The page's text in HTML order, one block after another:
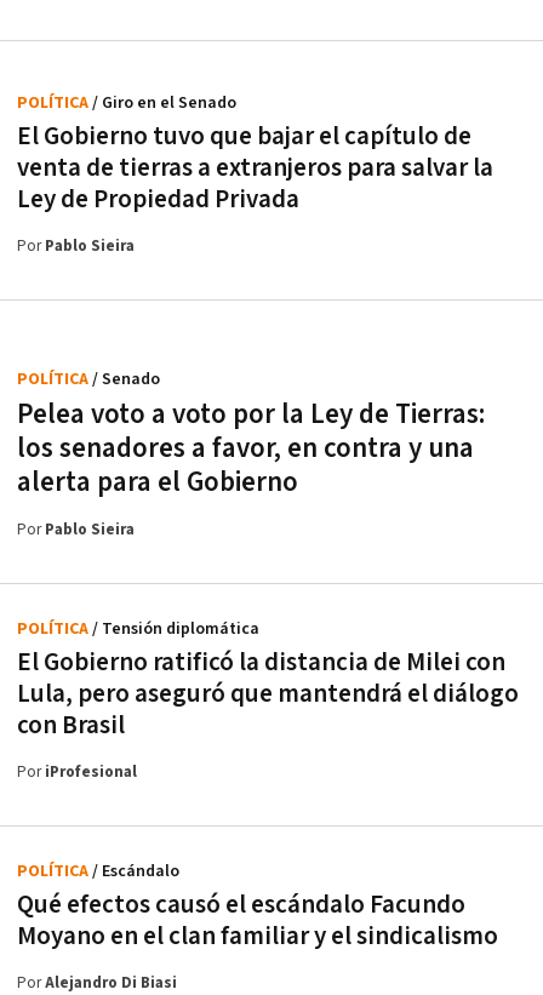
El Gobierno tuvo que bajar el capítulo de
venta de tierras a extranjeros para salvar la
Ley de Propiedad Privada
POLÍTICA/ Giro en el Senado
PorPablo Sieira
Pelea voto a voto por la Ley de Tierras:
los senadores a favor, en contra y una
alerta para el Gobierno
POLÍTICA/ Senado
PorPablo Sieira
El Gobierno ratificó la distancia de Milei con
Lula, pero aseguró que mantendrá el diálogo
con Brasil
POLÍTICA/ Tensión diplomática
PoriProfesional
Qué efectos causó el escándalo Facundo
Moyano en el clan familiar y el sindicalismo
POLÍTICA/ Escándalo
PorAlejandro Di Biasi